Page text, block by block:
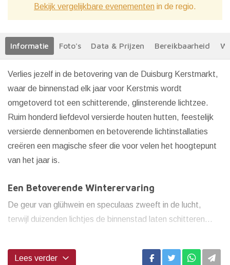
Bekijk vergelijkbare evenementen in de regio.
Informatie Foto's Data & Prijzen Bereikbaarheid
Verlies jezelf in de betovering van de Duisburg Kerstmarkt,
waar de binnenstad elk jaar voor Kerstmis wordt
omgetoverd tot een schitterende, glinsterende lichtzee.
Ruim honderd liefdevol versierde houten hutten, feestelijk
versierde dennenbomen en betoverende lichtinstallaties
creëren een magische sfeer die voor velen het hoogtepunt
van het jaar is.
Een Betoverende Winterervaring
De geur van glühwein en speculaas zweeft in de lucht,
terwijl duizenden lichtjes de binnenstad laten schitteren...
Lees verder